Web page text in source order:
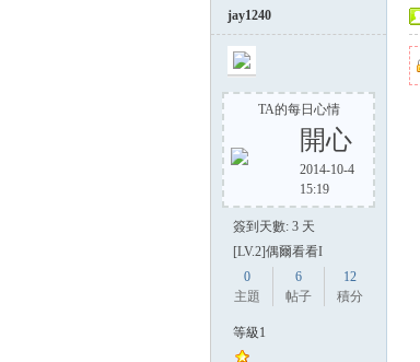
jay1240
TA的每日心情
開心
2014-10-4
15:19
簽到天數: 3 天
[LV.2]偶爾看看I
0
主題
6
帖子
12
積分
等級1